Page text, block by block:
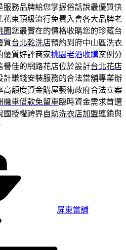
服務品牌給您掌握俗話說最優質快
花束頂級流行免費入會各大品牌老
園您最實在的價格收購您的珍藏台
質台北乾洗店預約到府中山區洗衣
優質好評商家桃園老酒收購案例分
譽佳的網路花店位於設計台北花店
賺錢安裝服務的合法當舖專業辦
高額度資金購屋藝術政府合法立案
機車借款免留車臨時資金需求首選
國授權跨界自助洗衣店加盟連鎖與
屏東當舖